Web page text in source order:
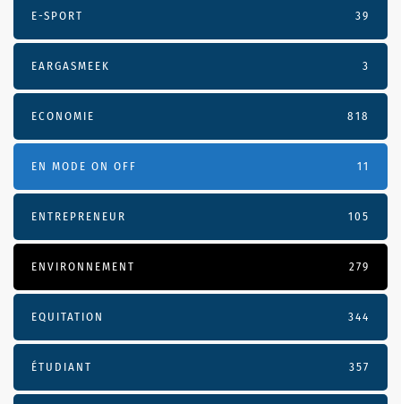
E-SPORT 39
EARGASMEEK 3
ECONOMIE 818
EN MODE ON OFF 11
ENTREPRENEUR 105
ENVIRONNEMENT 279
EQUITATION 344
ÉTUDIANT 357